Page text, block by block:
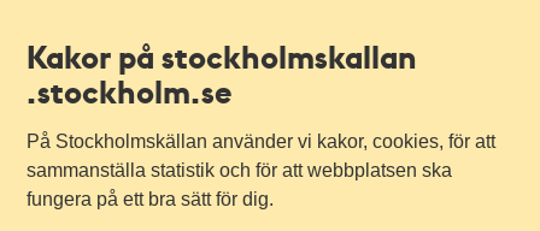
Kakor på stockholmskallan
.stockholm.se
På Stockholmskällan använder vi kakor, cookies, för att
sammanställa statistik och för att webbplatsen ska
fungera på ett bra sätt för dig.